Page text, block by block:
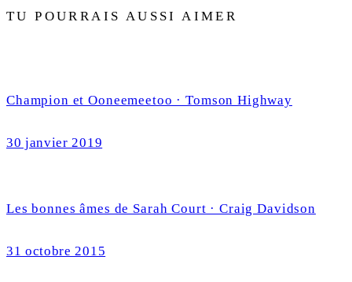
TU POURRAIS AUSSI AIMER
Champion et Ooneemeetoo · Tomson Highway
30 janvier 2019
Les bonnes âmes de Sarah Court · Craig Davidson
31 octobre 2015